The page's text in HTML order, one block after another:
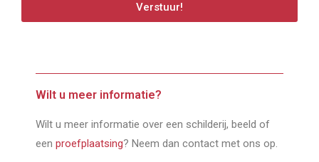
Verstuur!
Wilt u meer informatie?
Wilt u meer informatie over een schilderij, beeld of
een proefplaatsing? Neem dan contact met ons op.